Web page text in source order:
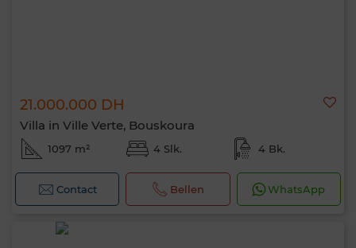
21.000.000 DH
Villa in Ville Verte, Bouskoura
1097 m² 4 Slk. 4 Bk.
Contact Bellen WhatsApp